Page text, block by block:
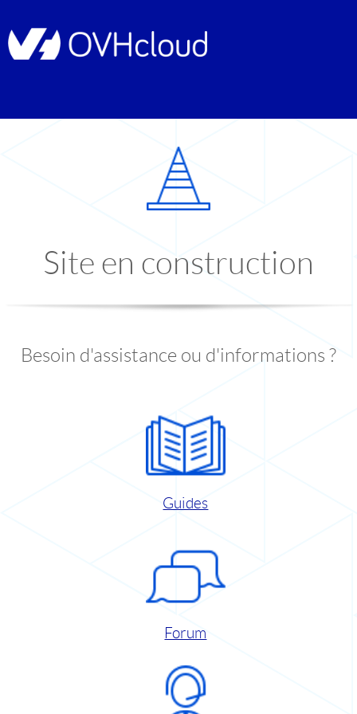
Site en construction
Besoin d'assistance ou d'informations ?
Guides
Forum